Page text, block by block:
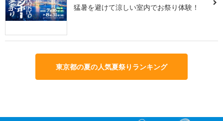
猛暑を避けて涼しい室内でお祭り体験！
東京都の夏の人気夏祭りランキング